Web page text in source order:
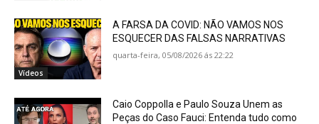
Vídeos
A FARSA DA COVID: NÃO VAMOS NOS
ESQUECER DAS FALSAS NARRATIVAS
quarta-feira, 05/08/2026 ás 22:22
Caio Coppolla e Paulo Souza Unem as
Peças do Caso Fauci: Entenda tudo como